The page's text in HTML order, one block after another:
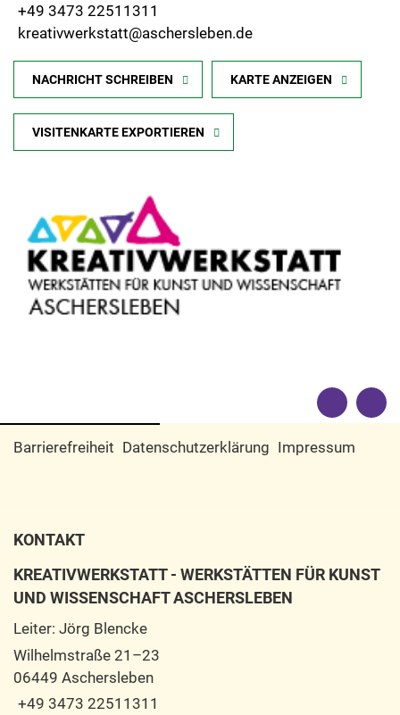
+49 3473 22511311
kreativwerkstatt@aschersleben.de
NACHRICHT SCHREIBEN KARTE ANZEIGEN
VISITENKARTE EXPORTIEREN
Barrierefreiheit Datenschutzerklärung Impressum
KONTAKT
KREATIVWERKSTATT - WERKSTÄTTEN FÜR KUNST
UND WISSENSCHAFT ASCHERSLEBEN
Leiter: Jörg Blencke
Wilhelmstraße 21–23
06449 Aschersleben
+49 3473 22511311